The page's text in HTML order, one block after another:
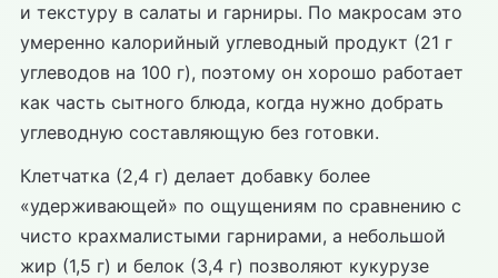
и текстуру в салаты и гарниры. По макросам это
умеренно калорийный углеводный продукт (21 г
углеводов на 100 г), поэтому он хорошо работает
как часть сытного блюда, когда нужно добрать
углеводную составляющую без готовки.
Клетчатка (2,4 г) делает добавку более
«удерживающей» по ощущениям по сравнению с
чисто крахмалистыми гарнирами, а небольшой
жир (1,5 г) и белок (3,4 г) позволяют кукурузе